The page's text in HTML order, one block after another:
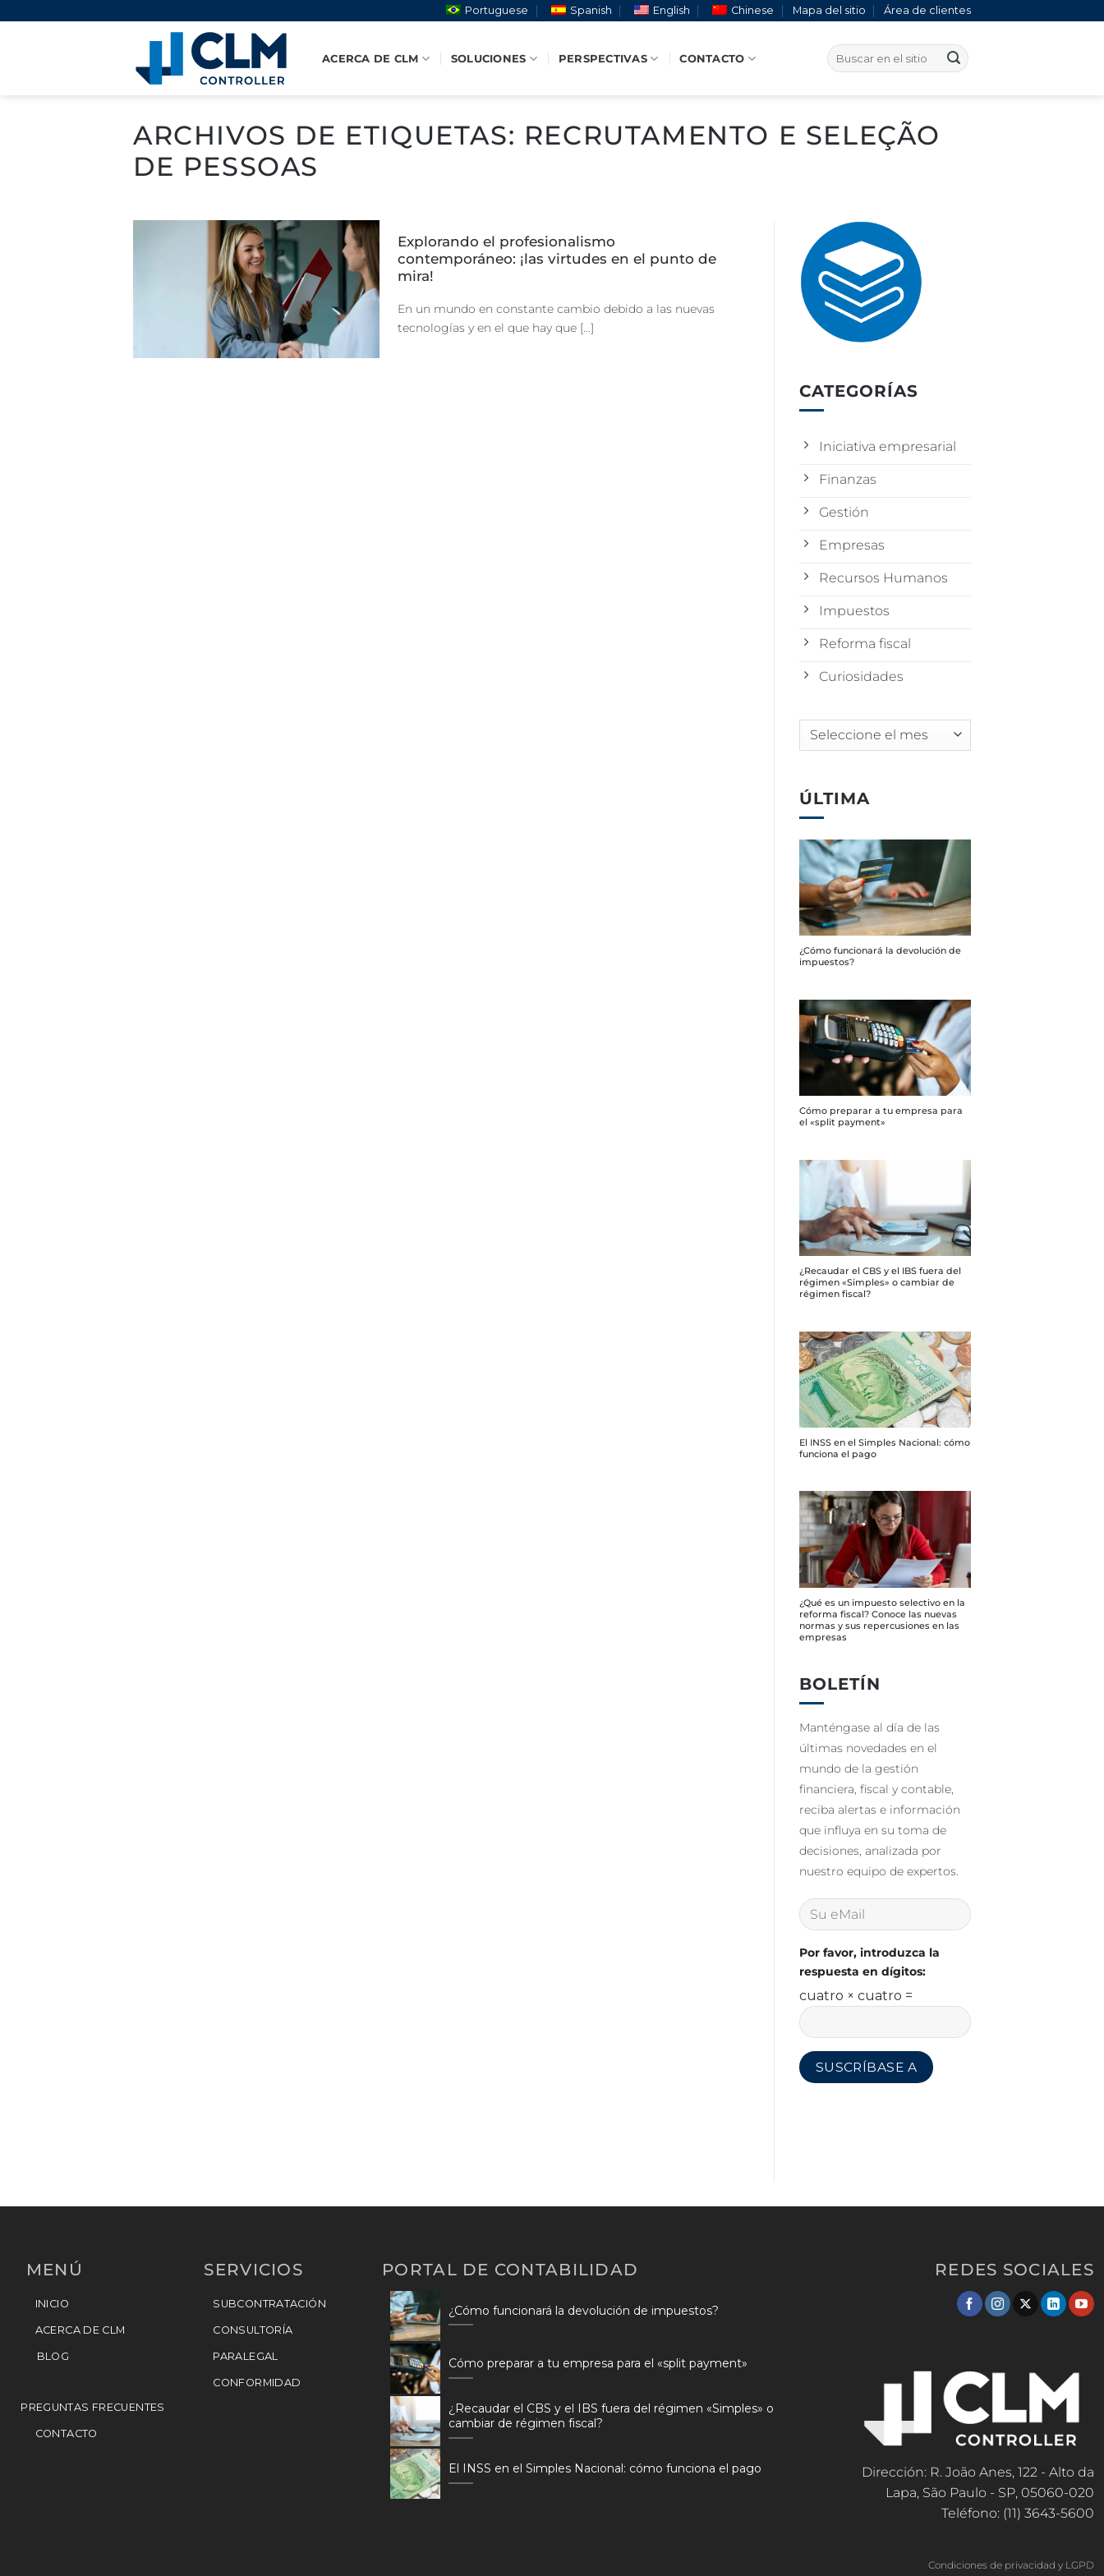
Portuguese Spanish English Chinese Mapa del sitio Área de clientes
ACERCA DE CLM SOLUCIONES PERSPECTIVAS CONTACTO
ARCHIVOS DE ETIQUETAS: RECRUTAMENTO E SELEÇÃO
DE PESSOAS
Explorando el profesionalismo
contemporáneo: ¡las virtudes en el punto de
mira!
En un mundo en constante cambio debido a las nuevas
tecnologías y en el que hay que [...]
CATEGORÍAS
Iniciativa empresarial
Finanzas
Gestión
Empresas
Recursos Humanos
Impuestos
Reforma fiscal
Curiosidades
Archivos
ÚLTIMA
¿Cómo funcionará la devolución de
impuestos?
Cómo preparar a tu empresa para
el «split payment»
¿Recaudar el CBS y el IBS fuera del
régimen «Simples» o cambiar de
régimen fiscal?
El INSS en el Simples Nacional: cómo
funciona el pago
¿Qué es un impuesto selectivo en la
reforma fiscal? Conoce las nuevas
normas y sus repercusiones en las
empresas
BOLETÍN
Manténgase al día de las
últimas novedades en el
mundo de la gestión
financiera, fiscal y contable,
reciba alertas e información
que influya en su toma de
decisiones, analizada por
nuestro equipo de expertos.
Por favor, introduzca la
respuesta en dígitos:
cuatro × cuatro =
MENÚ
INICIO
ACERCA DE CLM
BLOG
PREGUNTAS FRECUENTES
CONTACTO
SERVICIOS
SUBCONTRATACIÓN
CONSULTORÍA
PARALEGAL
CONFORMIDAD
PORTAL DE CONTABILIDAD
¿Cómo funcionará la devolución de impuestos?
Cómo preparar a tu empresa para el «split payment»
¿Recaudar el CBS y el IBS fuera del régimen «Simples» o
cambiar de régimen fiscal?
El INSS en el Simples Nacional: cómo funciona el pago
REDES SOCIALES
Dirección: R. João Anes, 122 - Alto da
Lapa, São Paulo - SP, 05060-020
Teléfono: (11) 3643-5600
Condiciones de privacidad y LGPD